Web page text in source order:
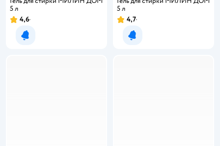
5 л
Рейтинг:
4,6
Уведомить о появлении
5 л
Рейтинг:
4,7
Уведомить о появлении